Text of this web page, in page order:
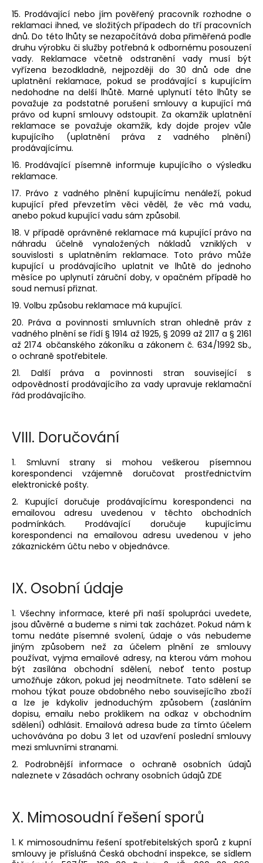
15. Prodávající nebo jím pověřený pracovník rozhodne o
reklamaci ihned, ve složitých případech do tří pracovních
dnů. Do této lhůty se nezapočítává doba přiměřená podle
druhu výrobku či služby potřebná k odbornému posouzení
vady. Reklamace včetně odstranění vady musí být
vyřízena bezodkladně, nejpozději do 30 dnů ode dne
uplatnění reklamace, pokud se prodávající s kupujícím
nedohodne na delší lhůtě. Marné uplynutí této lhůty se
považuje za podstatné porušení smlouvy a kupující má
právo od kupní smlouvy odstoupit. Za okamžik uplatnění
reklamace se považuje okamžik, kdy dojde projev vůle
kupujícího (uplatnění práva z vadného plnění)
prodávajícímu.
16. Prodávající písemně informuje kupujícího o výsledku
reklamace.
17. Právo z vadného plnění kupujícímu nenáleží, pokud
kupující před převzetím věci věděl, že věc má vadu,
anebo pokud kupující vadu sám způsobil.
18. V případě oprávněné reklamace má kupující právo na
náhradu účelně vynaložených nákladů vzniklých v
souvislosti s uplatněním reklamace. Toto právo může
kupující u prodávajícího uplatnit ve lhůtě do jednoho
měsíce po uplynutí záruční doby, v opačném případě ho
soud nemusí přiznat.
19. Volbu způsobu reklamace má kupující.
20. Práva a povinnosti smluvních stran ohledně práv z
vadného plnění se řídí § 1914 až 1925, § 2099 až 2117 a § 2161
až 2174 občanského zákoníku a zákonem č. 634/1992 Sb.,
o ochraně spotřebitele.
21. Další práva a povinnosti stran související s
odpovědností prodávajícího za vady upravuje reklamační
řád prodávajícího.
VIII. Doručování
1. Smluvní strany si mohou veškerou písemnou
korespondenci vzájemně doručovat prostřednictvím
elektronické pošty.
2. Kupující doručuje prodávajícímu korespondenci na
emailovou adresu uvedenou v těchto obchodních
podmínkách. Prodávající doručuje kupujícímu
korespondenci na emailovou adresu uvedenou v jeho
zákaznickém účtu nebo v objednávce.
IX. Osobní údaje
1. Všechny informace, které při naší spolupráci uvedete,
jsou důvěrné a budeme s nimi tak zacházet. Pokud nám k
tomu nedáte písemné svolení, údaje o vás nebudeme
jiným způsobem než za účelem plnění ze smlouvy
používat, vyjma emailové adresy, na kterou vám mohou
být zasílána obchodní sdělení, neboť tento postup
umožňuje zákon, pokud jej neodmítnete. Tato sdělení se
mohou týkat pouze obdobného nebo souvisejícího zboží
a lze je kdykoliv jednoduchým způsobem (zasláním
dopisu, emailu nebo proklikem na odkaz v obchodním
sdělení) odhlásit. Emailová adresa bude za tímto účelem
uchovávána po dobu 3 let od uzavření poslední smlouvy
mezi smluvními stranami.
2. Podrobnější informace o ochraně osobních údajů
naleznete v Zásadách ochrany osobních údajů ZDE
X. Mimosoudní řešení sporů
1. K mimosoudnímu řešení spotřebitelských sporů z kupní
smlouvy je příslušná Česká obchodní inspekce, se sídlem